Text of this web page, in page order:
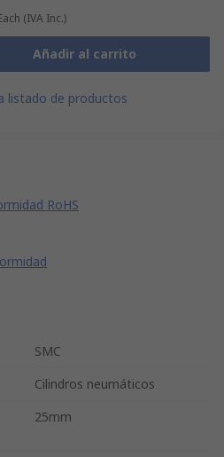
(IVA Inc.)
Añadir al carrito
listado de productos
RoHS
SMC
Cilindros neumáticos
25mm